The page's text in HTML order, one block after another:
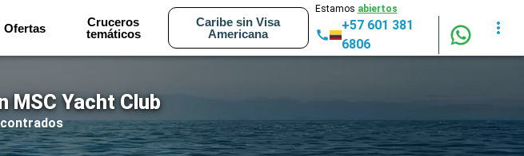
Ofertas
Cruceros
temáticos
Caribe sin Visa
Americana
Estamos abiertos
+57 601 381
6806
MSC Yacht Club